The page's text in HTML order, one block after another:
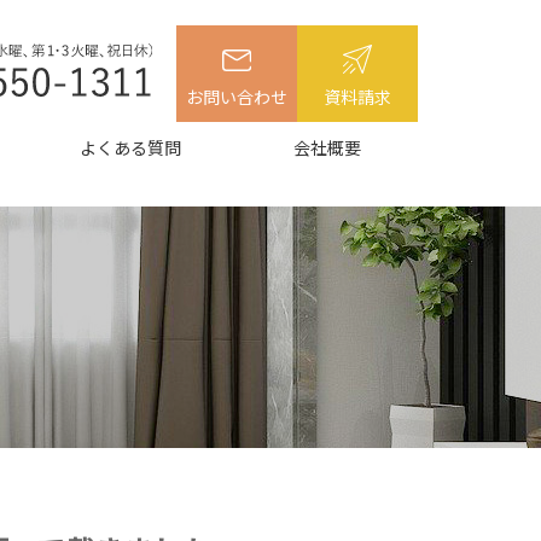
お問い合わせ 資料請求
よくある質問 会社概要